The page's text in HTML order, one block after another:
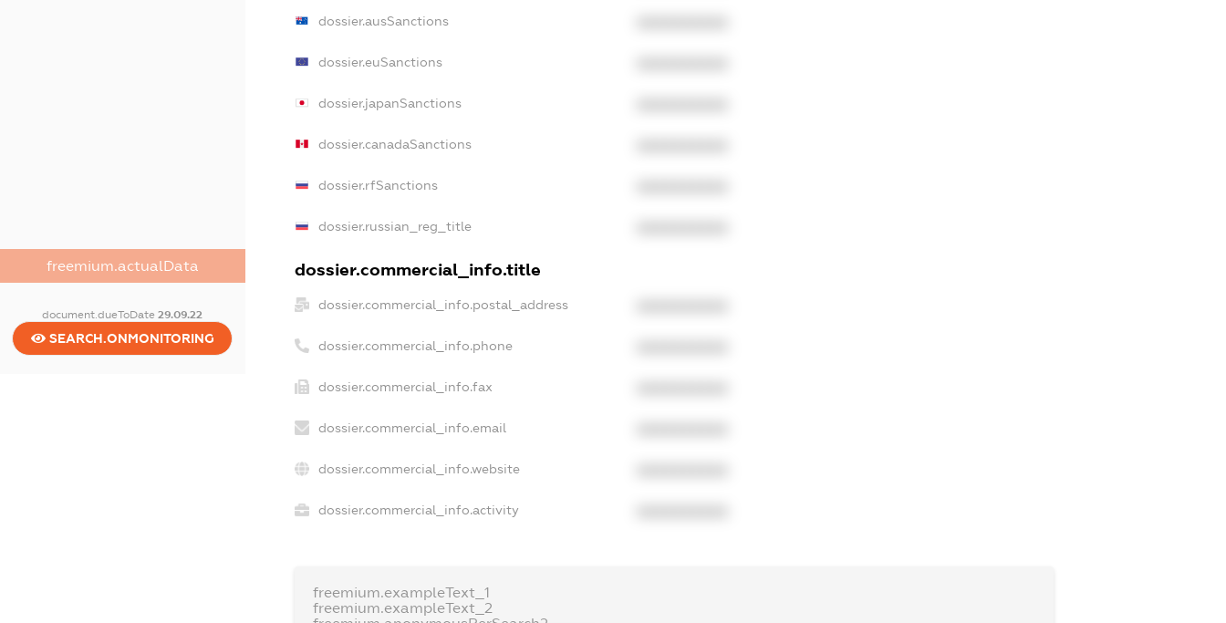
freemium.actualData
document.dueToDate29.09.22
SEARCH.ONMONITORING
dossier.ausSanctions
dossier.euSanctions
dossier.japanSanctions
dossier.canadaSanctions
dossier.rfSanctions
dossier.russian_reg_title
dossier.commercial_info.title
dossier.commercial_info.postal_address
dossier.commercial_info.phone
dossier.commercial_info.fax
dossier.commercial_info.email
dossier.commercial_info.website
dossier.commercial_info.activity
freemium.exampleText_1
freemium.exampleText_2